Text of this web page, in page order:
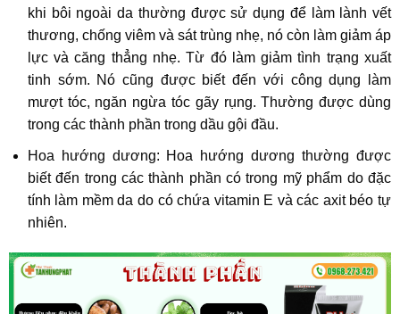
khi bôi ngoài da thường được sử dụng để làm lành vết
thương, chống viêm và sát trùng nhẹ, nó còn làm giảm áp
lực và căng thẳng nhẹ. Từ đó làm giảm tình trạng xuất
tinh sớm. Nó cũng được biết đến với công dụng làm
mượt tóc, ngăn ngừa tóc gãy rụng. Thường được dùng
trong các thành phần trong dầu gội đầu.
Hoa hướng dương: Hoa hướng dương thường được
biết đến trong các thành phần có trong mỹ phẩm do đặc
tính làm mềm da do có chứa vitamin E và các axit béo tự
nhiên.